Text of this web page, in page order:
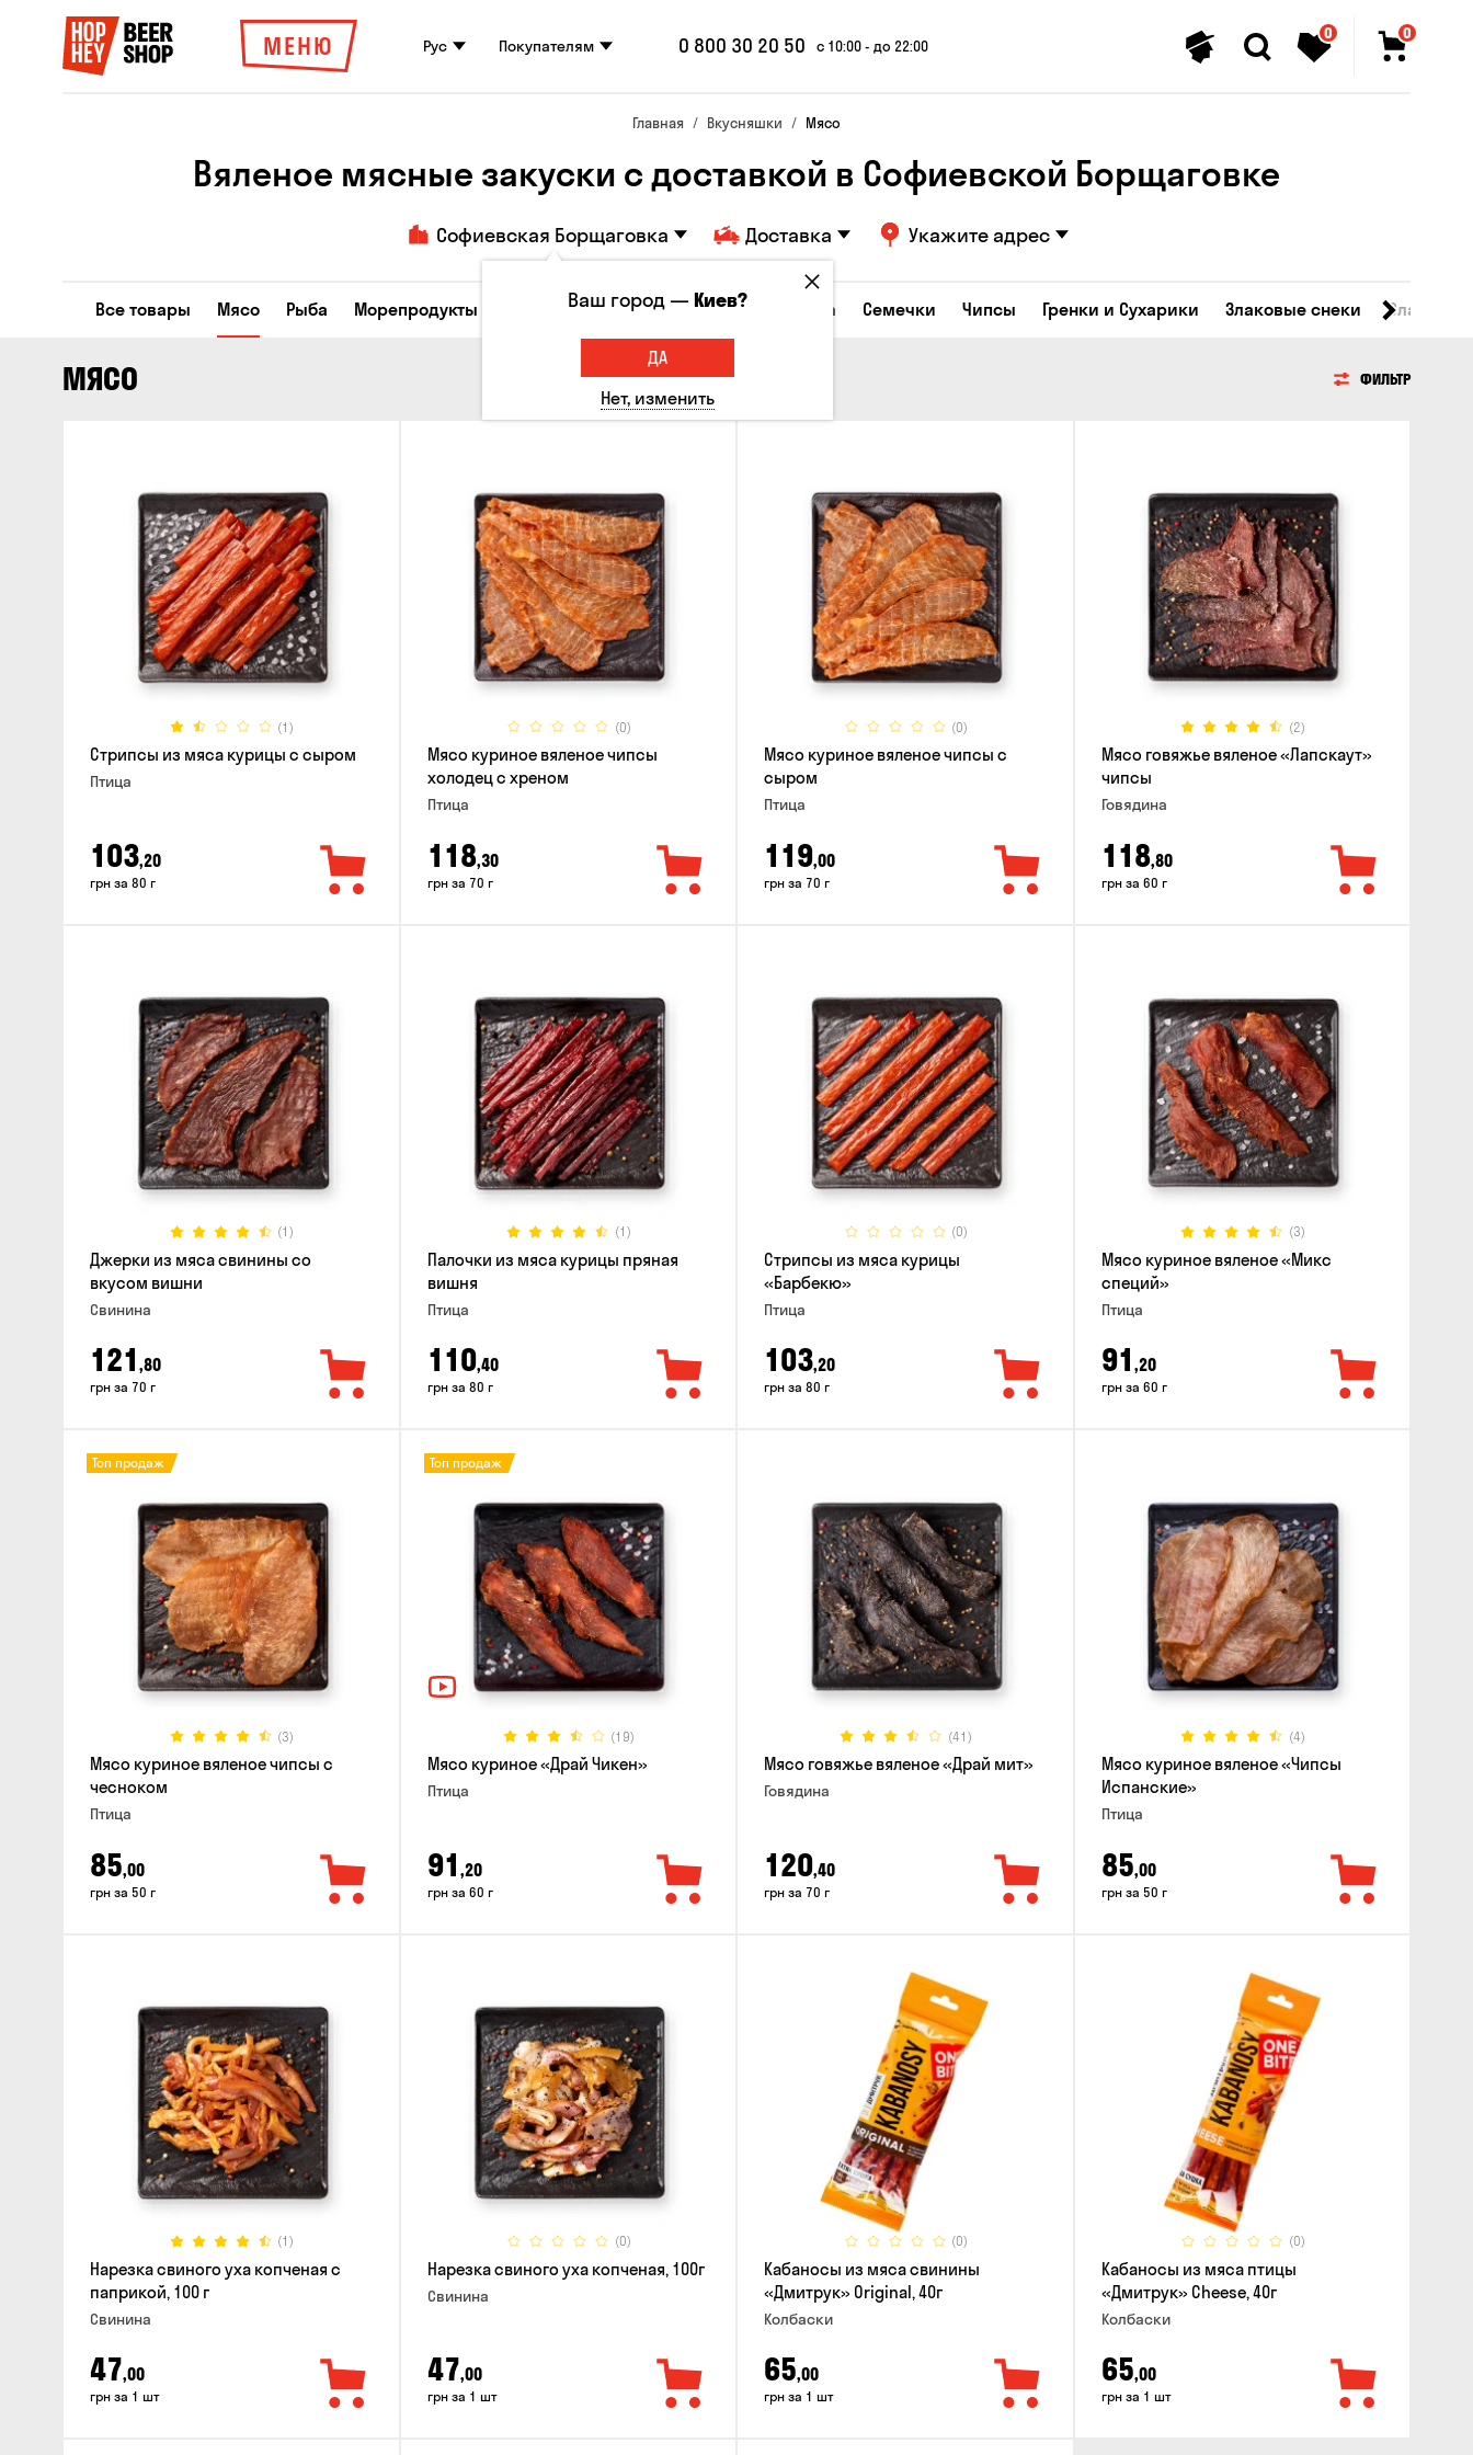
МЕНЮ Рус Покупателям 0 800 30 20 50 с 10:00 - до 22:00
0 0
Главная Вкусняшки Мясо
Вяленое мясные закуски с доставкой в ​​Софиевской Борщаговке
Софиевская Борщаговка Доставка Укажите адрес
Все товары Мясо Рыба Морепродукты Сырные закуски Орешки Кукуруза Семечки Чипсы Гренки и Сухарики Злаковые снеки Сладости
МЯСО ФИЛЬТР
(1)
Стрипсы из мяса курицы с сыром
Птица
103,20
грн за 80 г
(0)
Мясо куриное вяленое чипсы
холодец с хреном
Птица
118,30
грн за 70 г
(0)
Мясо куриное вяленое чипсы с
сыром
Птица
119,00
грн за 70 г
(2)
Мясо говяжье вяленое «Лапскаут»
чипсы
Говядина
118,80
грн за 60 г
(1)
Джерки из мяса свинины со
вкусом вишни
Свинина
121 ,80
грн за 70 г
(1)
Палочки из мяса курицы пряная
вишня
Птица
110,40
грн за 80 г
(0)
Стрипсы из мяса курицы
«Барбекю»
Птица
103,20
грн за 80 г
(3)
Мясо куриное вяленое «Микс
специй»
Птица
91 ,20
грн за 60 г
(3)
Топ продаж
Мясо куриное вяленое чипсы с
чесноком
Птица
85,00
грн за 50 г
(19)
Топ продаж
Мясо куриное «Драй Чикен»
Птица
91 ,20
грн за 60 г
(41)
Мясо говяжье вяленое «Драй мит»
Говядина
120,40
грн за 70 г
(4)
Мясо куриное вяленое «Чипсы
Испанские»
Птица
85,00
грн за 50 г
(1)
Нарезка свиного уха копченая с
паприкой, 100 г
Свинина
47,00
грн за 1 шт
(0)
Нарезка свиного уха копченая, 100г
Свинина
47,00
грн за 1 шт
(0)
Кабаносы из мяса свинины
«Дмитрук» Original, 40г
Колбаски
65,00
грн за 1 шт
(0)
Кабаносы из мяса птицы
«Дмитрук» Cheese, 40г
Колбаски
65,00
грн за 1 шт
Ваш город —Киев?
ДА
Нет, изменить